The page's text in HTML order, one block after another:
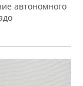
автономного